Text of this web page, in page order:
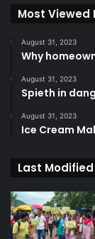
Most Viewed
August 31, 2023
Why
August 31, 2023
Spieth in
August 31, 2023
Ice Cream
Last